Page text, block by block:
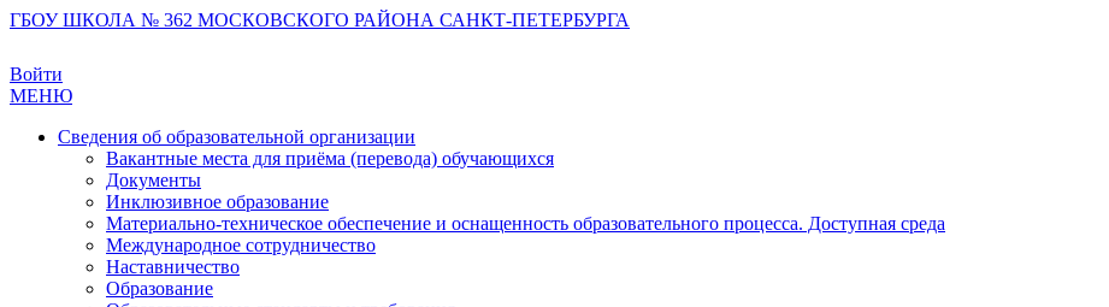
ГБОУ ШКОЛА № 362 МОСКОВСКОГО РАЙОНА САНКТ-ПЕТЕРБУРГА
Войти
МЕНЮ
Сведения об образовательной организации
Вакантные места для приёма (перевода) обучающихся
Документы
Инклюзивное образование
Материально-техническое обеспечение и оснащенность образовательного процесса. Доступная среда
Международное сотрудничество
Наставничество
Образование